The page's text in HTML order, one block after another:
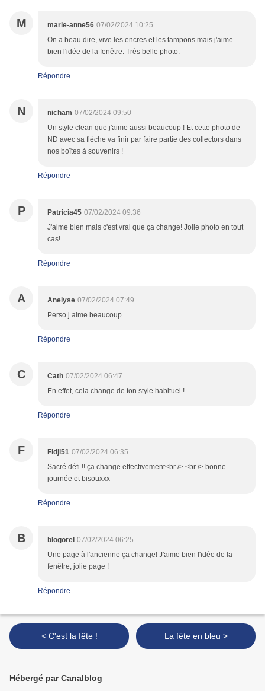
M marie-anne56 07/02/2024 10:25
On a beau dire, vive les encres et les tampons mais j'aime
bien l'idée de la fenêtre. Très belle photo.
Répondre
N nicham 07/02/2024 09:50
Un style clean que j'aime aussi beaucoup ! Et cette photo de
ND avec sa flèche va finir par faire partie des collectors dans
nos boîtes à souvenirs !
Répondre
P Patricia45 07/02/2024 09:36
J'aime bien mais c'est vrai que ça change! Jolie photo en tout
cas!
Répondre
A Anelyse 07/02/2024 07:49
Perso j aime beaucoup
Répondre
C Cath 07/02/2024 06:47
En effet, cela change de ton style habituel !
Répondre
F Fidji51 07/02/2024 06:35
Sacré défi !! ça change effectivement<br /> <br /> bonne
journée et bisouxxx
Répondre
B blogorel 07/02/2024 06:25
Une page à l'ancienne ça change! J'aime bien l'idée de la
fenêtre, jolie page !
Répondre
< C'est la fête ! La fête en bleu >
Hébergé par Canalblog